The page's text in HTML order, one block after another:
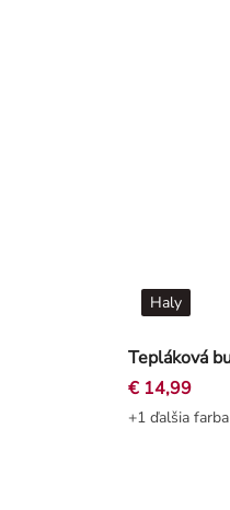
Haly
€ 14,99
+1 ďalšia farba